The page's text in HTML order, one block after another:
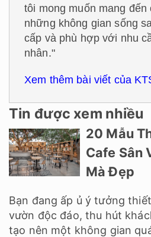
tôi mong muốn mang đến
những không gian sống
cấp và phù hợp với nhu
nhân."
Xem thêm bài viết của
Tin được xem nhiều
20 Mẫu
Cafe Sân
Mà Đẹp
Bạn đang ấp ủ ý tưởng
vườn độc đáo, thu hút
tạo nên một không gian